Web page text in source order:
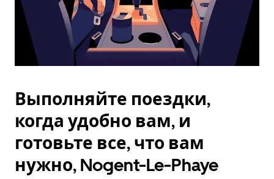
Выполняйте поездки,
когда удобно вам, и
готовьте все, что вам
нужно, Nogent-Le-Phaye